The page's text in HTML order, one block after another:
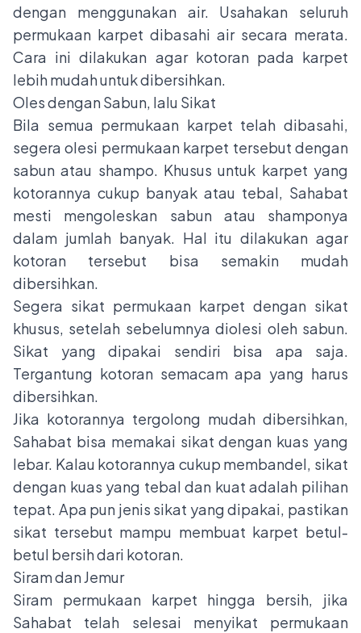
dengan menggunakan air. Usahakan seluruh
permukaan karpet dibasahi air secara merata.
Cara ini dilakukan agar kotoran pada karpet
lebih mudah untuk dibersihkan.
Oles dengan Sabun, lalu Sikat
Bila semua permukaan karpet telah dibasahi,
segera olesi permukaan karpet tersebut dengan
sabun atau shampo. Khusus untuk karpet yang
kotorannya cukup banyak atau tebal, Sahabat
mesti mengoleskan sabun atau shamponya
dalam jumlah banyak. Hal itu dilakukan agar
kotoran tersebut bisa semakin mudah
dibersihkan.
Segera sikat permukaan karpet dengan sikat
khusus, setelah sebelumnya diolesi oleh sabun.
Sikat yang dipakai sendiri bisa apa saja.
Tergantung kotoran semacam apa yang harus
dibersihkan.
Jika kotorannya tergolong mudah dibersihkan,
Sahabat bisa memakai sikat dengan kuas yang
lebar. Kalau kotorannya cukup membandel, sikat
dengan kuas yang tebal dan kuat adalah pilihan
tepat. Apa pun jenis sikat yang dipakai, pastikan
sikat tersebut mampu membuat karpet betul-
betul bersih dari kotoran.
Siram dan Jemur
Siram permukaan karpet hingga bersih, jika
Sahabat telah selesai menyikat permukaan